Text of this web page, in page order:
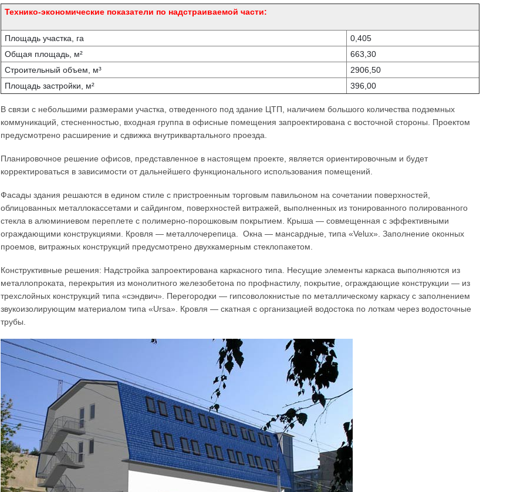
Технико-экономические показатели по надстраиваемой части:
Площадь участка, га
0,405
Общая площадь, м²
663,30
Строительный объем, м³
2906,50
Площадь застройки, м²
396,00
В связи с небольшими размерами участка, отведенного под здание ЦТП, наличием большого количества подземных
коммуникаций, стесненностью, входная группа в офисные помещения запроектирована с восточной стороны. Проектом
предусмотрено расширение и сдвижка внутриквартального проезда.
Планировочное решение офисов, представленное в настоящем проекте, является ориентировочным и будет
корректироваться в зависимости от дальнейшего функционального использования помещений.
Фасады здания решаются в едином стиле с пристроенным торговым павильоном на сочетании поверхностей,
облицованных металлокассетами и сайдингом, поверхностей витражей, выполненных из тонированного полированного
стекла в алюминиевом переплете с полимерно-порошковым покрытием. Крыша — совмещенная с эффективными
ограждающими конструкциями. Кровля — металлочерепица. Окна — мансардные, типа «Velux». Заполнение оконных
проемов, витражных конструкций предусмотрено двухкамерным стеклопакетом.
Конструктивные решения: Надстройка запроектирована каркасного типа. Несущие элементы каркаса выполняются из
металлопроката, перекрытия из монолитного железобетона по профнастилу, покрытие, ограждающие конструкции — из
трехслойных конструкций типа «сэндвич». Перегородки — гипсоволокнистые по металлическому каркасу с заполнением
звукоизолирующим материалом типа «Ursa». Кровля — скатная с организацией водостока по лоткам через водосточные
трубы.